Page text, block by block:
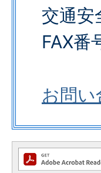
交通
FAX
お問い